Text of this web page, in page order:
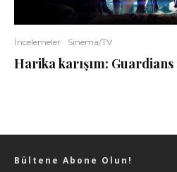
İncelemeler Sinema/TV
Harika karışım:
Bültene Abone Olun!